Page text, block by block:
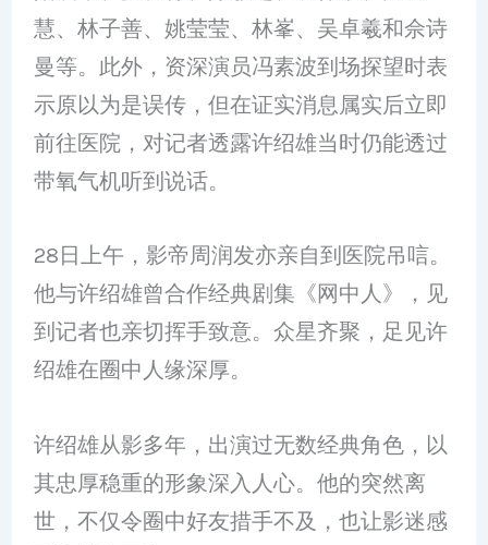
慧、林子善、姚莹莹、林峯、吴卓羲和佘诗
曼等。此外，资深演员冯素波到场探望时表
示原以为是误传，但在证实消息属实后立即
前往医院，对记者透露许绍雄当时仍能透过
带氧气机听到说话。
28日上午，影帝周润发亦亲自到医院吊唁。
他与许绍雄曾合作经典剧集《网中人》，见
到记者也亲切挥手致意。众星齐聚，足见许
绍雄在圈中人缘深厚。
许绍雄从影多年，出演过无数经典角色，以
其忠厚稳重的形象深入人心。他的突然离
世，不仅令圈中好友措手不及，也让影迷感